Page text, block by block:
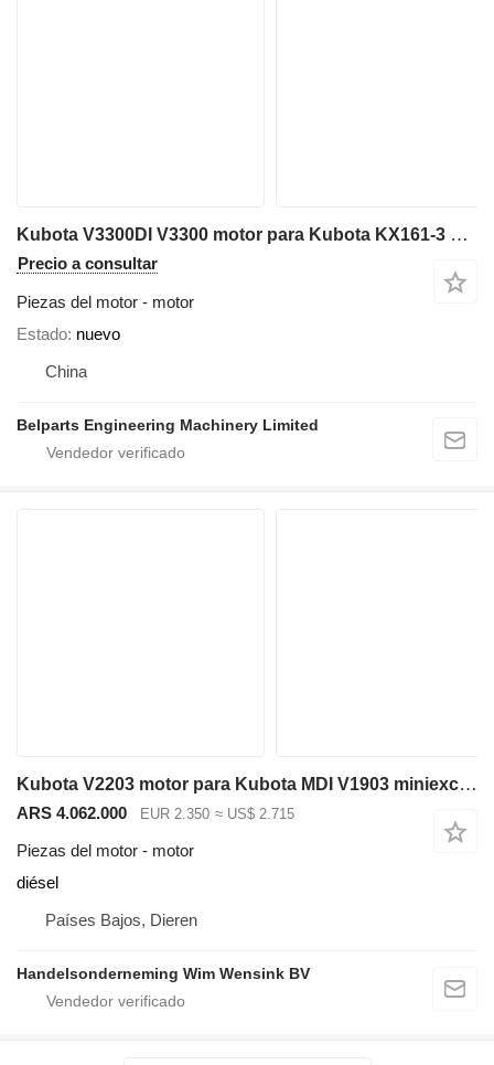
Kubota V3300DI V3300 motor para Kubota KX161-3 KX163-5 U50-3 U55-4 miniexcavadora
Precio a consultar
Piezas del motor - motor
Estado nuevo
China
Belparts Engineering Machinery Limited
Kubota V2203 motor para Kubota MDI V1903 miniexcavadora
ARS 4.062.000 EUR 2.350 ≈ US$ 2.715
Piezas del motor - motor
diésel
Países Bajos, Dieren
Handelsonderneming Wim Wensink BV